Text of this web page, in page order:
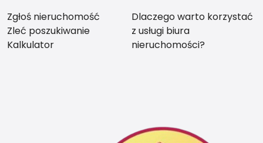
Zgłoś nieruchomość
Zleć poszukiwanie
Kalkulator
Dlaczego warto korzystać
z usługi biura
nieruchomości?